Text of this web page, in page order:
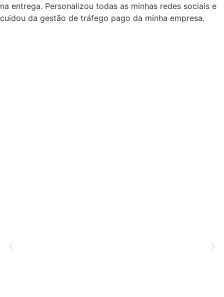
na entrega. Personalizou todas as minhas redes sociais e
cuidou da gestão de tráfego pago da minha empresa.